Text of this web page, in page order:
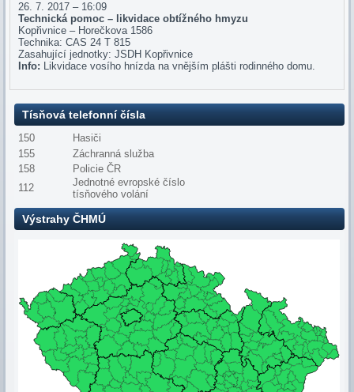
26. 7. 2017 – 16:09
Technická pomoc – likvidace obtížného hmyzu
Kopřivnice – Horečkova 1586
Technika: CAS 24 T 815
Zasahující jednotky: JSDH Kopřivnice
Info: Likvidace vosího hnízda na vnějším plášti rodinného domu.
Tísňová telefonní čísla
150
Hasiči
155
Záchranná služba
158
Policie ČR
112
Jednotné evropské číslo
tísňového volání
Výstrahy ČHMÚ